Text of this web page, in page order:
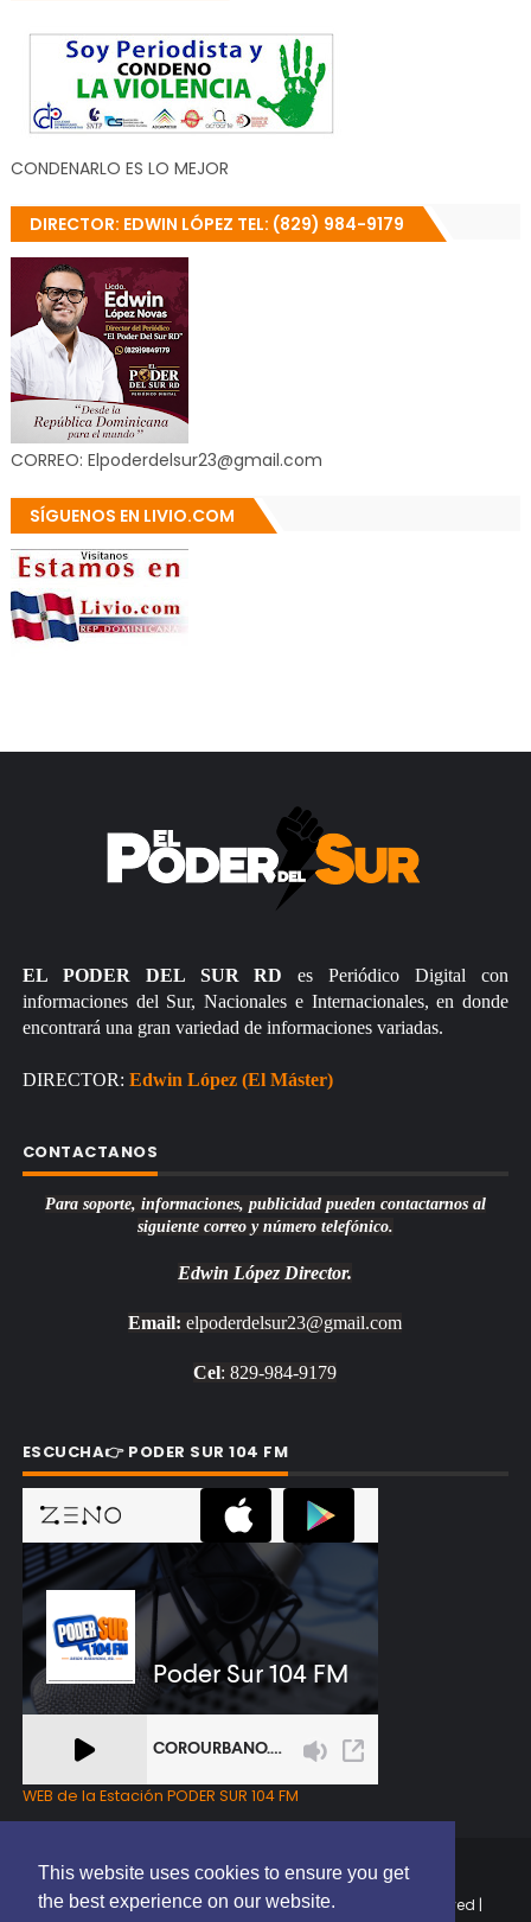
This website uses cookies to ensure you get
the best experience on our website.
CONDENARLO ES LO MEJOR
DIRECTOR: EDWIN LÓPEZ TEL: (829) 984-9179
CORREO: Elpoderdelsur23@gmail.com
SÍGUENOS EN LIVIO.COM
EL PODER DEL SUR RD es Periódico Digital con
informaciones del Sur, Nacionales e Internacionales, en donde
encontrará una gran variedad de informaciones variadas.
DIRECTOR: Edwin López (El Máster)
CONTACTANOS
Para soporte, informaciones, publicidad pueden contactarnos al
siguiente correo y número telefónico.
Edwin López Director.
Email: elpoderdelsur23@gmail.com
Cel: 829-984-9179
ESCUCHA👉 PODER SUR 104 FM
WEB de la Estación PODER SUR 104 FM
Copyright © 2025 | EL PODER DEL SUR RD | All Rights Reserved |